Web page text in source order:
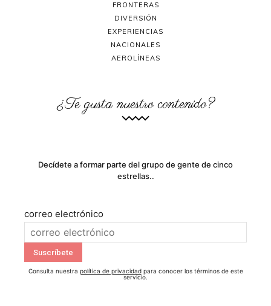
FRONTERAS
DIVERSIÓN
EXPERIENCIAS
NACIONALES
AEROLÍNEAS
¿Te gusta nuestro contenido?
Decídete a formar parte del grupo de gente de cinco
estrellas..
correo electrónico
Consulta nuestra política de privacidadpara conocer los términos de este
servicio.